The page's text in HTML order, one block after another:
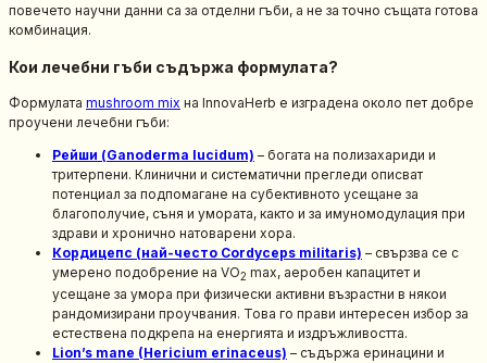
повечето научни данни са за отделни гъби, а не за точно същата готова
комбинация.
Кои лечебни гъби съдържа формулата?
Формулата mushroom mix на InnovaHerb е изградена около пет добре
проучени лечебни гъби:
Рейши (Ganoderma lucidum) – богата на полизахариди и
тритерпени. Клинични и систематични прегледи описват
потенциал за подпомагане на субективното усещане за
благополучие, съня и умората, както и за имуномодулация при
здрави и хронично натоварени хора.
Кордицепс (най-често Cordyceps militaris) – свързва се с
умерено подобрение на VO2 max, аеробен капацитет и
усещане за умора при физически активни възрастни в някои
рандомизирани проучвания. Това го прави интересен избор за
естествена подкрепа на енергията и издръжливостта.
Lion’s mane (Hericium erinaceus) – съдържа еринацини и